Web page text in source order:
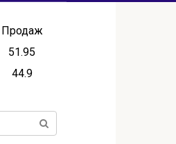
Продаж
51.95
44.9